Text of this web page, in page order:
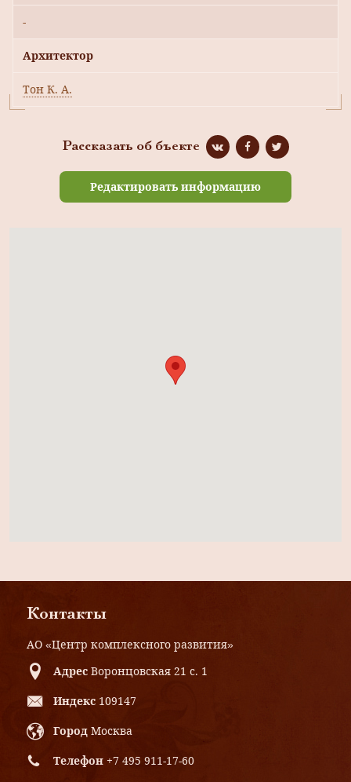
-
Архитектор
Тон К. А.
Рассказать об бъекте
Редактировать информацию
Контакты
АО «Центр комплексного развития»
Адрес Воронцовская 21 с. 1
Индекс 109147
Город Москва
Телефон +7 495 911-17-60